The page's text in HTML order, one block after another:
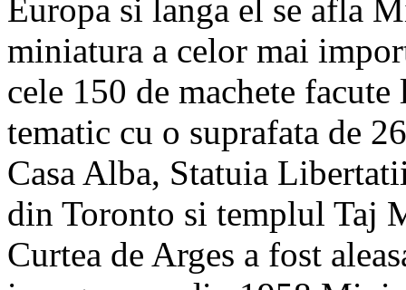
Europa si langa el se afla
miniatura a celor mai
cele 150 de machete
tematic cu o suprafata de
Casa Alba, Statuia
din Toronto si templul Taj
Curtea de Arges a fost